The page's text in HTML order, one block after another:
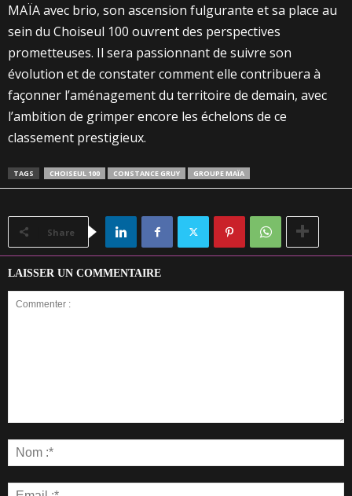
MAÏA avec brio, son ascension fulgurante et sa place au
sein du Choiseul 100 ouvrent des perspectives
prometteuses. Il sera passionnant de suivre son
évolution et de constater comment elle contribuera à
façonner l’aménagement du territoire de demain, avec
l’ambition de grimper encore les échelons de ce
classement prestigieux.
TAGS CHOISEUL 100 CONSTANCE GRUY GROUPE MAÏA
Share
LAISSER UN COMMENTAIRE